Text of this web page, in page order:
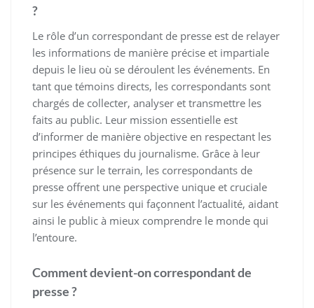
?
Le rôle d’un correspondant de presse est de relayer
les informations de manière précise et impartiale
depuis le lieu où se déroulent les événements. En
tant que témoins directs, les correspondants sont
chargés de collecter, analyser et transmettre les
faits au public. Leur mission essentielle est
d’informer de manière objective en respectant les
principes éthiques du journalisme. Grâce à leur
présence sur le terrain, les correspondants de
presse offrent une perspective unique et cruciale
sur les événements qui façonnent l’actualité, aidant
ainsi le public à mieux comprendre le monde qui
l’entoure.
Comment devient-on correspondant de
presse ?